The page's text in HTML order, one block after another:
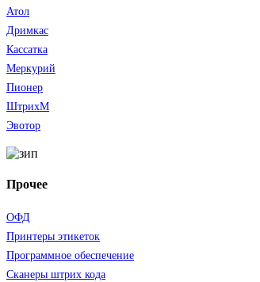
Атол
Дримкас
Кассатка
Меркурий
Пионер
ШтрихМ
Эвотор
Прочее
ОФД
Принтеры этикеток
Программное обеспечение
Сканеры штрих кода